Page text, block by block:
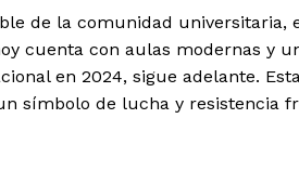
de la comunidad universitaria,
cuenta con aulas modernas y
en 2024, sigue adelante.
símbolo de lucha y resistencia